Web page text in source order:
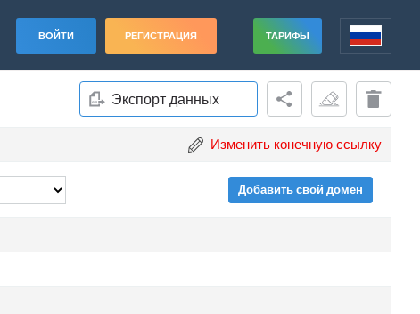
ВОЙТИ РЕГИСТРАЦИЯ ТАРИФЫ
Экспорт данных
Изменить конечную ссылку
Добавить свой домен